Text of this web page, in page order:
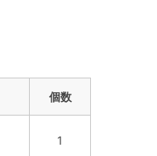
個数
1